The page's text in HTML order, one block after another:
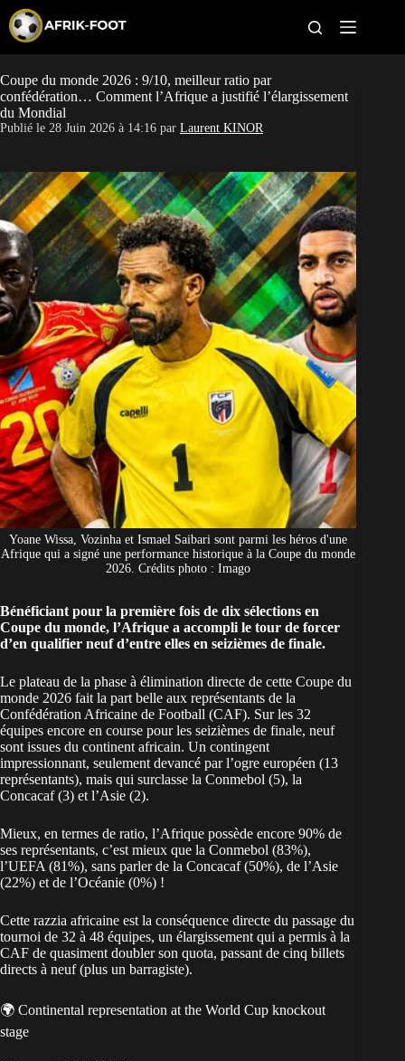
p
o
c
o
n
e
n
t
CAN féminine
CAN 2027
Clubs
Classement
Paris sportifs
Coupe du monde 2026 : 9/10, meilleur ratio par
confédération… Comment l’Afrique a justifié l’élargissement
du Mondial
Publié le 28 Juin 2026 à 14:16 par Laurent KINOR
Yoane Wissa, Vozinha et Ismael Saibari sont parmi les héros d'une
Afrique qui a signé une performance historique à la Coupe du monde
2026. Crédits photo : Imago
Bénéficiant pour la première fois de dix sélections en
Coupe du monde, l’Afrique a accompli le tour de forcer
d’en qualifier neuf d’entre elles en seizièmes de finale.
Le plateau de la phase à élimination directe de cette Coupe du
monde 2026 fait la part belle aux représentants de la
Confédération Africaine de Football (CAF). Sur les 32
équipes encore en course pour les seizièmes de finale, neuf
sont issues du continent africain. Un contingent
impressionnant, seulement devancé par l’ogre européen (13
représentants), mais qui surclasse la Conmebol (5), la
Concacaf (3) et l’Asie (2).
Mieux, en termes de ratio, l’Afrique possède encore 90% de
ses représentants, c’est mieux que la Conmebol (83%),
l’UEFA (81%), sans parler de la Concacaf (50%), de l’Asie
(22%) et de l’Océanie (0%) !
Cette razzia africaine est la conséquence directe du passage du
tournoi de 32 à 48 équipes, un élargissement qui a permis à la
CAF de quasiment doubler son quota, passant de cinq billets
directs à neuf (plus un barragiste).
🌍 Continental representation at the World Cup knockout
stage